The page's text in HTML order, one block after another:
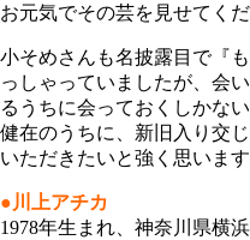
お元気でその芸を見せてく
小そめさんも名披露目で『
っしゃっていましたが、会
るうちに会っておくしかな
健在のうちに、新旧入り交
いただきたいと強く思います
●川上アチカ
1978年生まれ、神奈川県横